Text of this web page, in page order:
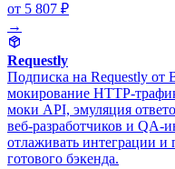
от 5 807 ₽
→
Requestly
Подписка на Requestly от
мокирование HTTP-
моки API, эмуляция
веб-разработчиков и
отлаживать интеграции и
готового бэкенда.